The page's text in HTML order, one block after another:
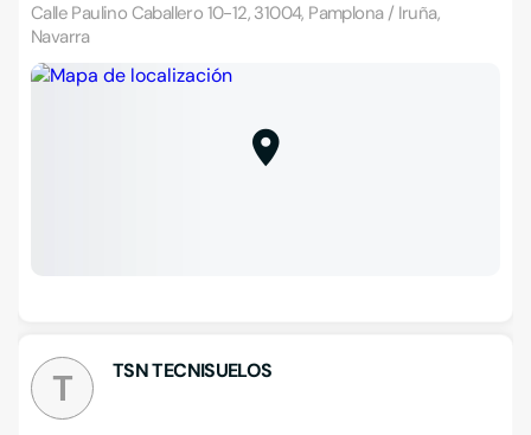
Calle Paulino Caballero 10-12, 31004, Pamplona / Iruña,
Navarra
T TSN TECNISUELOS